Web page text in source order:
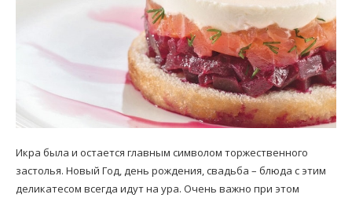
Икра была и остается главным символом торжественного
застолья. Новый Год, день рождения, свадьба – блюда с этим
деликатесом всегда идут на ура. Очень важно при этом